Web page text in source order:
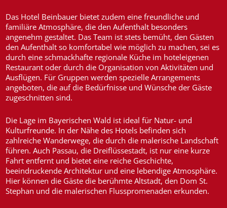
Das Hotel Beinbauer bietet zudem eine freundliche und
familiäre Atmosphäre, die den Aufenthalt besonders
angenehm gestaltet. Das Team ist stets bemüht, den Gästen
den Aufenthalt so komfortabel wie möglich zu machen, sei es
durch eine schmackhafte regionale Küche im hoteleigenen
Restaurant oder durch die Organisation von Aktivitäten und
Ausflügen. Für Gruppen werden spezielle Arrangements
angeboten, die auf die Bedürfnisse und Wünsche der Gäste
zugeschnitten sind.
Die Lage im Bayerischen Wald ist ideal für Natur- und
Kulturfreunde. In der Nähe des Hotels befinden sich
zahlreiche Wanderwege, die durch die malerische Landschaft
führen. Auch Passau, die Dreiflüssestadt, ist nur eine kurze
Fahrt entfernt und bietet eine reiche Geschichte,
beeindruckende Architektur und eine lebendige Atmosphäre.
Hier können die Gäste die berühmte Altstadt, den Dom St.
Stephan und die malerischen Flusspromenaden erkunden.